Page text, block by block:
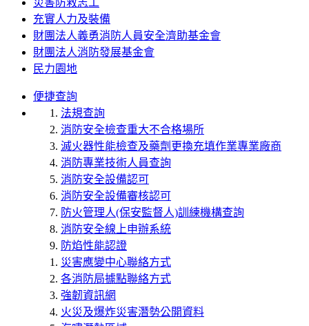
充實人力及裝備
財團法人義勇消防人員安全濟助基金會
財團法人消防發展基金會
民力園地
便捷查詢
法規查詢
消防安全檢查重大不合格場所
滅火器性能檢查及藥劑更換充填作業專業廠商
消防專業技術人員查詢
消防安全設備認可
消防安全設備審核認可
防火管理人(保安監督人)訓練機構查詢
消防安全線上申辦系統
防焰性能認證
災害應變中心聯絡方式
各消防局據點聯絡方式
強韌資訊網
火災及爆炸災害潛勢公開資料